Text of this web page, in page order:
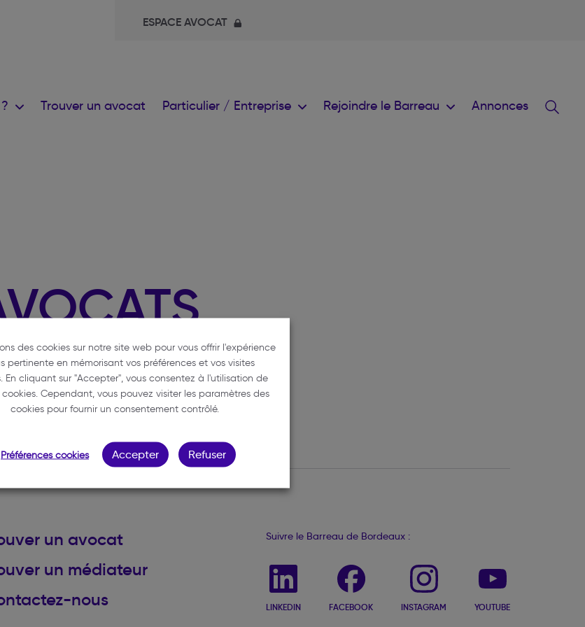
ESPACE AVOCAT
Trouver un avocat Particulier / Entreprise Rejoindre le Barreau Annonces
Haut de page
un avocat
un médiateur
nous
Suivre le Barreau de Bordeaux :
LINKEDIN FACEBOOK INSTAGRAM YOUTUBE
des cookies sur notre site web pour vous offrir l'expérience
pertinente en mémorisant vos préférences et vos visites
En cliquant sur "Accepter", vous consentez à l'utilisation de
cookies. Cependant, vous pouvez visiter les paramètres des
cookies pour fournir un consentement contrôlé.
Préférences cookies Accepter Refuser